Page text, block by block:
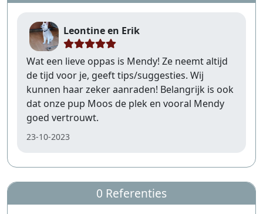
Leontine en Erik
Wat een lieve oppas is Mendy! Ze neemt altijd
de tijd voor je, geeft tips/suggesties. Wij
kunnen haar zeker aanraden! Belangrijk is ook
dat onze pup Moos de plek en vooral Mendy
goed vertrouwt.
23-10-2023
0 Referenties